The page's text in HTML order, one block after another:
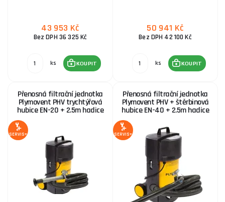
43 953 Kč
Bez DPH 36 325 Kč
ks KOUPIT
50 941 Kč
Bez DPH 42 100 Kč
ks KOUPIT
Přenosná filtrační jednotka
Plymovent PHV trychtýřová
hubice EN-20 + 2.5m hadice
SERVIS+
Přenosná filtrační jednotka
Plymovent PHV + štěrbinová
hubice EN-40 + 2.5m hadice
SERVIS+